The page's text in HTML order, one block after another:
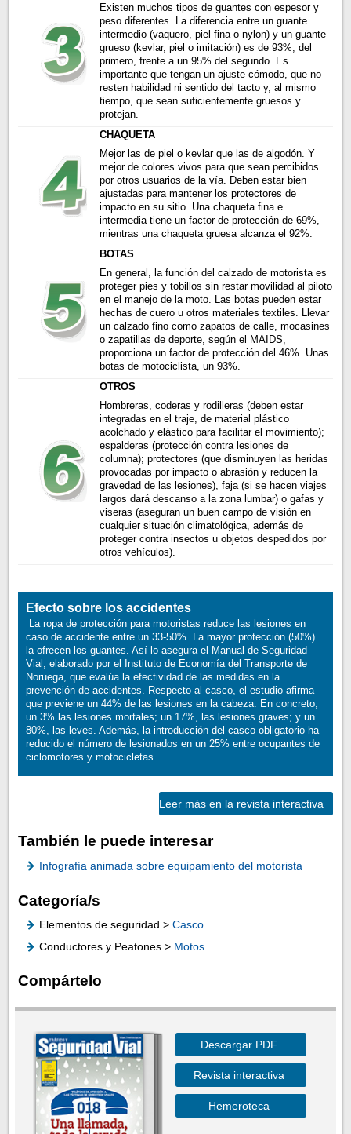
Existen muchos tipos de guantes con espesor y
peso diferentes. La diferencia entre un guante
intermedio (vaquero, piel fina o nylon) y un guante
grueso (kevlar, piel o imitación) es de 93%, del
primero, frente a un 95% del segundo. Es
importante que tengan un ajuste cómodo, que no
resten habilidad ni sentido del tacto y, al mismo
tiempo, que sean suficientemente gruesos y
protejan.
CHAQUETA
Mejor las de piel o kevlar que las de algodón. Y
mejor de colores vivos para que sean percibidos
por otros usuarios de la vía. Deben estar bien
ajustadas para mantener los protectores de
impacto en su sitio. Una chaqueta fina e
intermedia tiene un factor de protección de 69%,
mientras una chaqueta gruesa alcanza el 92%.
BOTAS
En general, la función del calzado de motorista es
proteger pies y tobillos sin restar movilidad al piloto
en el manejo de la moto. Las botas pueden estar
hechas de cuero u otros materiales textiles. Llevar
un calzado fino como zapatos de calle, mocasines
o zapatillas de deporte, según el MAIDS,
proporciona un factor de protección del 46%. Unas
botas de motociclista, un 93%.
OTROS
Hombreras, coderas y rodilleras (deben estar
integradas en el traje, de material plástico
acolchado y elástico para facilitar el movimiento);
espalderas (protección contra lesiones de
columna); protectores (que disminuyen las heridas
provocadas por impacto o abrasión y reducen la
gravedad de las lesiones), faja (si se hacen viajes
largos dará descanso a la zona lumbar) o gafas y
viseras (aseguran un buen campo de visión en
cualquier situación climatológica, además de
proteger contra insectos u objetos despedidos por
otros vehículos).
Efecto sobre los accidentes
La ropa de protección para motoristas reduce las lesiones en
caso de accidente entre un 33-50%. La mayor protección (50%)
la ofrecen los guantes. Así lo asegura el Manual de Seguridad
Vial, elaborado por el Instituto de Economía del Transporte de
Noruega, que evalúa la efectividad de las medidas en la
prevención de accidentes. Respecto al casco, el estudio afirma
que previene un 44% de las lesiones en la cabeza. En concreto,
un 3% las lesiones mortales; un 17%, las lesiones graves; y un
80%, las leves. Además, la introducción del casco obligatorio ha
reducido el número de lesionados en un 25% entre ocupantes de
ciclomotores y motocicletas.
Leer más en la revista interactiva
También le puede interesar
Infografía animada sobre equipamiento del motorista
Categoría/s
Elementos de seguridad > Casco
Conductores y Peatones > Motos
Compártelo
Descargar PDF
Revista interactiva
Hemeroteca